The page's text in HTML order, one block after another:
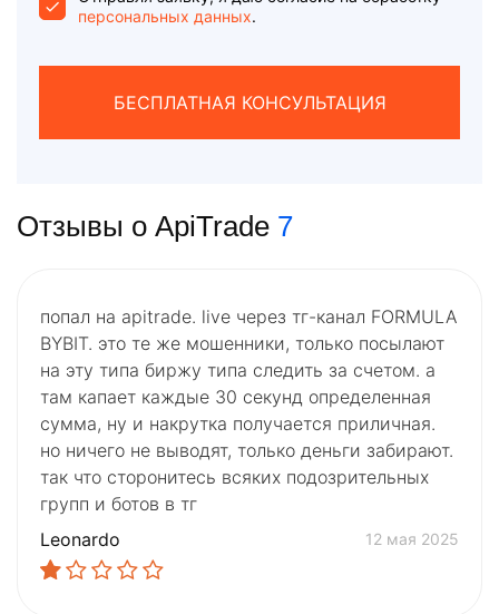
персональных данных.
БЕСПЛАТНАЯ КОНСУЛЬТАЦИЯ
Отзывы о ApiTrade 7
попал на apitrade. live через тг-канал FORMULA
BYBIT. это те же мошенники, только посылают
на эту типа биржу типа следить за счетом. а
там капает каждые 30 секунд определенная
сумма, ну и накрутка получается приличная.
но ничего не выводят, только деньги забирают.
так что сторонитесь всяких подозрительных
групп и ботов в тг
Leonardo
12 мая 2025